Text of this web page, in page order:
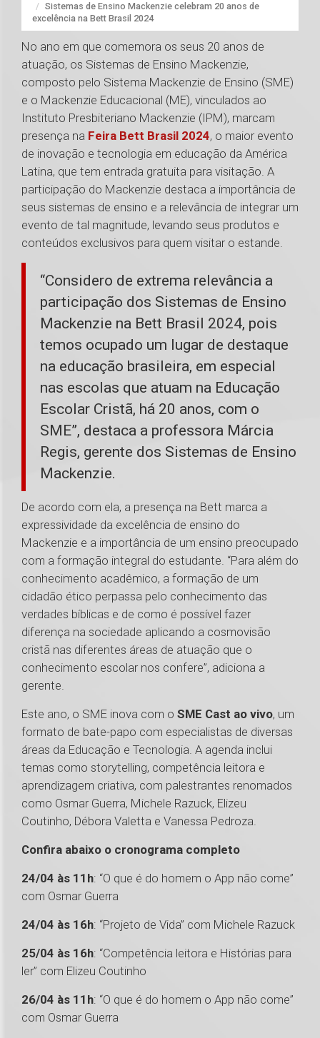
Sistemas de Ensino Mackenzie celebram 20 anos de
excelência na Bett Brasil 2024
No ano em que comemora os seus 20 anos de
atuação, os Sistemas de Ensino Mackenzie,
composto pelo Sistema Mackenzie de Ensino (SME)
e o Mackenzie Educacional (ME), vinculados ao
Instituto Presbiteriano Mackenzie (IPM), marcam
presença na Feira Bett Brasil 2024, o maior evento
de inovação e tecnologia em educação da América
Latina, que tem entrada gratuita para visitação. A
participação do Mackenzie destaca a importância de
seus sistemas de ensino e a relevância de integrar um
evento de tal magnitude, levando seus produtos e
conteúdos exclusivos para quem visitar o estande.
“Considero de extrema relevância a
participação dos Sistemas de Ensino
Mackenzie na Bett Brasil 2024, pois
temos ocupado um lugar de destaque
na educação brasileira, em especial
nas escolas que atuam na Educação
Escolar Cristã, há 20 anos, com o
SME”, destaca a professora Márcia
Regis, gerente dos Sistemas de Ensino
Mackenzie.
De acordo com ela, a presença na Bett marca a
expressividade da excelência de ensino do
Mackenzie e a importância de um ensino preocupado
com a formação integral do estudante. “Para além do
conhecimento acadêmico, a formação de um
cidadão ético perpassa pelo conhecimento das
verdades bíblicas e de como é possível fazer
diferença na sociedade aplicando a cosmovisão
cristã nas diferentes áreas de atuação que o
conhecimento escolar nos confere”, adiciona a
gerente.
Este ano, o SME inova com o SME Cast ao vivo, um
formato de bate-papo com especialistas de diversas
áreas da Educação e Tecnologia. A agenda inclui
temas como storytelling, competência leitora e
aprendizagem criativa, com palestrantes renomados
como Osmar Guerra, Michele Razuck, Elizeu
Coutinho, Débora Valetta e Vanessa Pedroza.
Confira abaixo o cronograma completo
24/04 às 11h: “O que é do homem o App não come”
com Osmar Guerra
24/04 às 16h: “Projeto de Vida” com Michele Razuck
25/04 às 16h: “Competência leitora e Histórias para
ler” com Elizeu Coutinho
26/04 às 11h: “O que é do homem o App não come”
com Osmar Guerra